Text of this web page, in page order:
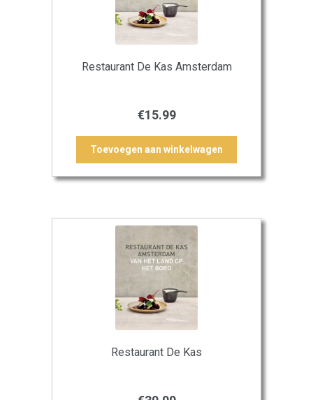
Restaurant De Kas Amsterdam
€15.99
Toevoegen aan winkelwagen
Restaurant De Kas